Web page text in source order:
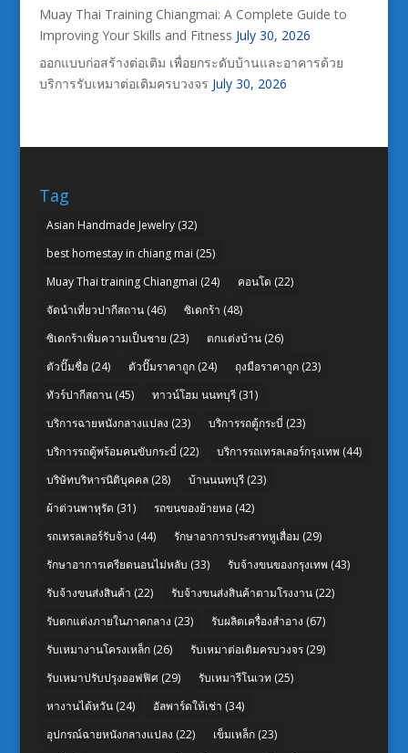
Muay Thai Training Chiangmai: A Complete Guide to
Improving Your Skills and Fitness July 30, 2026
ออกแบบก่อสร้างต่อเติม เพื่อยกระดับบ้านและอาคารด้วย
บริการรับเหมาต่อเติมครบวงจร July 30, 2026
Tag
Asian Handmade Jewelry(32)
best homestay in chiang mai (25)
Muay Thai training Chiangmai (24) คอนโด (22)
จัดนำเที่ยวปากีสถาน(46) ซิเดกร้า (48)
ซิเดกร้าเพิ่มความเป็นชาย (23) ตกแต่งบ้าน(26)
ตัวปั๊มชื่อ(24) ตัวปั๊มราคาถูก(24) ถุงมือราคาถูก(23)
ทัวร์ปากีสถาน(45) ทาวน์โฮม นนทบุรี(31)
บริการฉายหนังกลางแปลง (23) บริการรถตู้กระบี่ (23)
บริการรถตู้พร้อมคนขับกระบี่ (22) บริการรถเทรลเลอร์กรุงเทพ (44)
บริษัทบริหารนิติบุคคล(28) บ้านนนทบุรี(23)
ผ้าต่วนพาหุรัด (31) รถขนของย้ายหอ(42)
รถเทรลเลอร์รับจ้าง (44) รักษาอาการประสาทหูเสื่อม (29)
รักษาอาการเครียดนอนไม่หลับ (33) รับจ้างขนของกรุงเทพ (43)
รับจ้างขนส่งสินค้า (22) รับจ้างขนส่งสินค้าตามโรงงาน(22)
รับตกแต่งภายในภาคกลาง (23) รับผลิตเครื่องสำอาง (67)
รับเหมางานโครงเหล็ก(26) รับเหมาต่อเติมครบวงจร(29)
รับเหมาปรับปรุงออฟฟิศ(29) รับเหมารีโนเวท (25)
หางานไต้หวัน(24) อัลพาร์ดให้เช่า (34)
อุปกรณ์ฉายหนังกลางแปลง (22) เข็มเหล็ก(23)